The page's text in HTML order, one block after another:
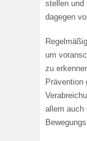
stellen und
dagegen
um
zu
Prävention
allem auch